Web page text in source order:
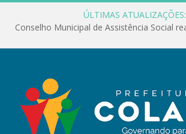
ÚLTIMAS ATUALIZAÇÕES: